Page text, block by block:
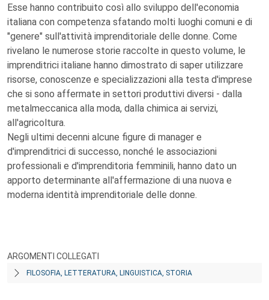
Esse hanno contribuito così allo sviluppo dell'economia
italiana con competenza sfatando molti luoghi comuni e di
"genere" sull'attività imprenditoriale delle donne. Come
rivelano le numerose storie raccolte in questo volume, le
imprenditrici italiane hanno dimostrato di saper utilizzare
risorse, conoscenze e specializzazioni alla testa d'imprese
che si sono affermate in settori produttivi diversi - dalla
metalmeccanica alla moda, dalla chimica ai servizi,
all'agricoltura.
Negli ultimi decenni alcune figure di manager e
d'imprenditrici di successo, nonché le associazioni
professionali e d'imprenditoria femminili, hanno dato un
apporto determinante all'affermazione di una nuova e
moderna identità imprenditoriale delle donne.
ARGOMENTI COLLEGATI
FILOSOFIA, LETTERATURA, LINGUISTICA, STORIA